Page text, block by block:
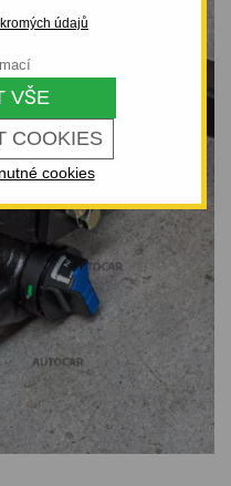
údajů
COOKIES
VŠE
cookies